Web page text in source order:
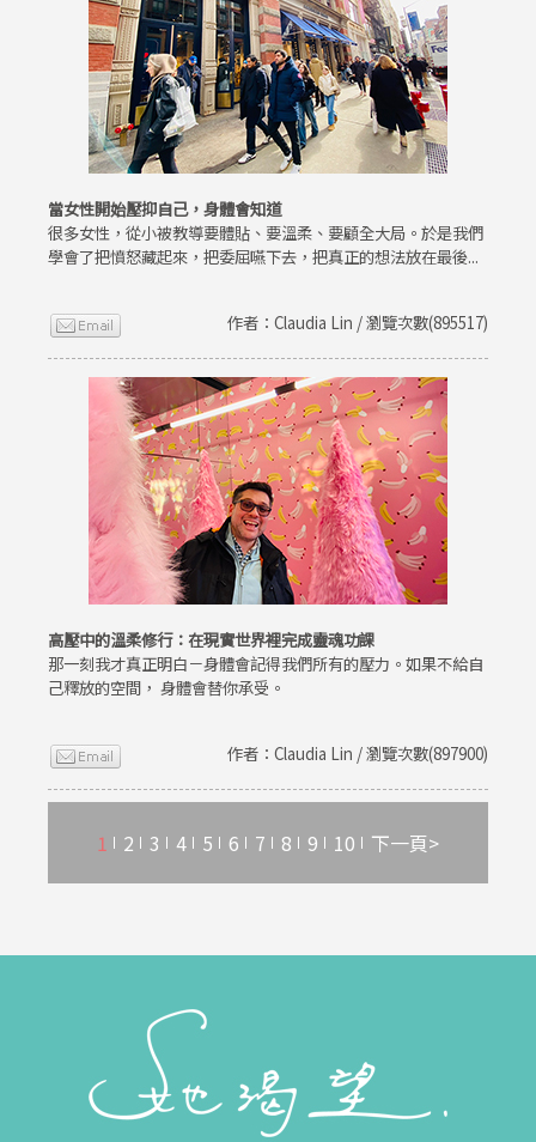
當女性開始壓抑自己，身體會知道
很多女性，從小被教導要體貼、要溫柔、要顧全大局。於是我們
學會了把憤怒藏起來，把委屈嚥下去，把真正的想法放在最後...
作者：Claudia Lin / 瀏覽次數(895517)
高壓中的溫柔修行：在現實世界裡完成靈魂功課
那一刻我才真正明白－身體會記得我們所有的壓力。如果不給自
己釋放的空間， 身體會替你承受。
作者：Claudia Lin / 瀏覽次數(897900)
1 2 3 4 5 6 7 8 9 10 下一頁>